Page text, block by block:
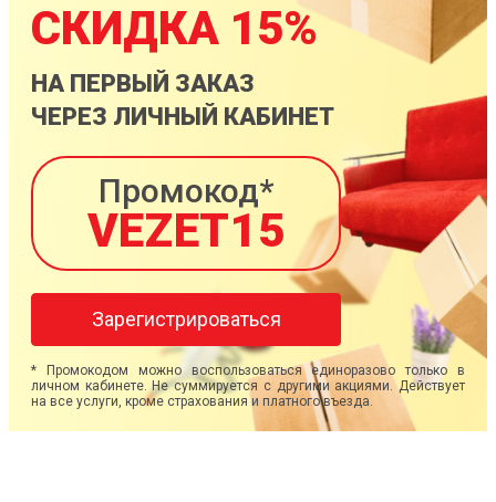
СКИДКА 15%
НА ПЕРВЫЙ ЗАКАЗ
ЧЕРЕЗ ЛИЧНЫЙ КАБИНЕТ
Промокод*
VEZET15
Зарегистрироваться
* Промокодом можно воспользоваться единоразово только в
личном кабинете. Не суммируется с другими акциями. Действует
на все услуги, кроме страхования и платного въезда.